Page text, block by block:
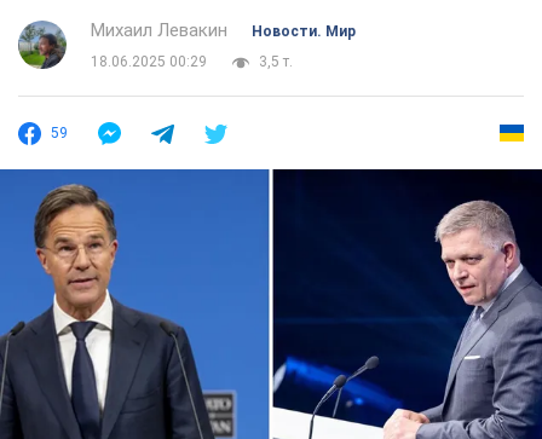
Михаил Левакин
Новости. Мир
18.06.2025 00:29
3,5 т.
59